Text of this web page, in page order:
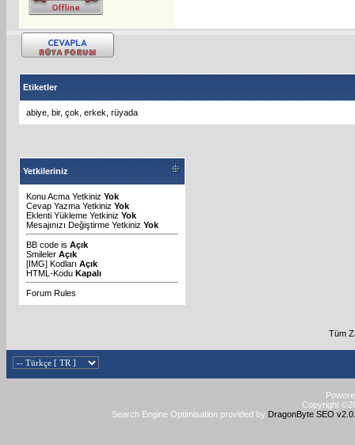
Etiketler
abiye bir, çok erkek rüyada
Yetkileriniz
Konu Acma Yetkiniz Yok
Cevap Yazma Yetkiniz Yok
Eklenti Yükleme Yetkiniz Yok
Mesajınızı Değiştirme Yetkiniz Yok
BB code is Açık
Smileler Açık
[IMG] Kodları Açık
HTML-Kodu Kapalı
Forum Rules
Tüm
Copyright
Search Engine Optimisation provided by DragonByte SEO